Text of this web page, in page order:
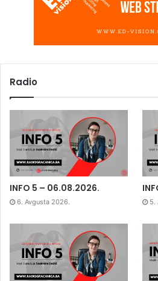
Radio
INFO 5 – 06.08.2026.
6. Avgusta 2026. 5.